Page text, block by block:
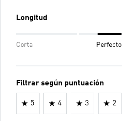
Longitud
Corta Perfecto
Filtrar según puntuación
5 4 3 2